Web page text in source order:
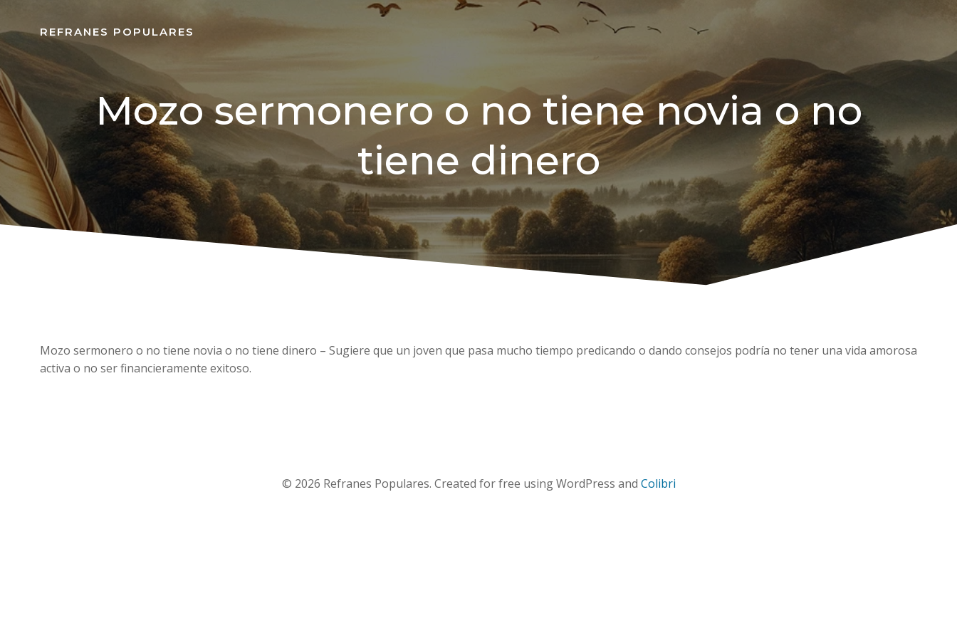
REFRANES POPULARES
Mozo sermonero o no tiene novia o no
tiene dinero
Mozo sermonero o no tiene novia o no tiene dinero – Sugiere que un joven que pasa mucho tiempo predicando o dando consejos podría no tener una vida amorosa
activa o no ser financieramente exitoso.
© 2026 Refranes Populares. Created for free using WordPress and Colibri